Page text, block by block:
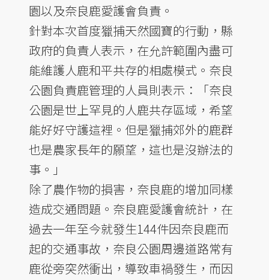
園以及奈良鹿愛護會負責。
針對本次首度獵捕天然國寶的行動，縣
政府的負責人表示，在允許範圍內盡可
能維護人鹿和平共存的相處模式。奈良
公園負責鹿管理的人員則表示：「奈良
公園是世上罕見的人鹿共存區域，希望
能好好守護這裡。但是獵捕郊外的鹿群
也是農家長年的願望，這也是沒辦法的
事。」
除了農作物的損害，奈良鹿的增加同樣
造成交通問題。奈良鹿愛護會統計，在
過去一年至今就發生144件因奈良鹿而
起的交通事故，奈良公園周邊道路常有
鹿從旁突然衝出，導致車禍發生，而因